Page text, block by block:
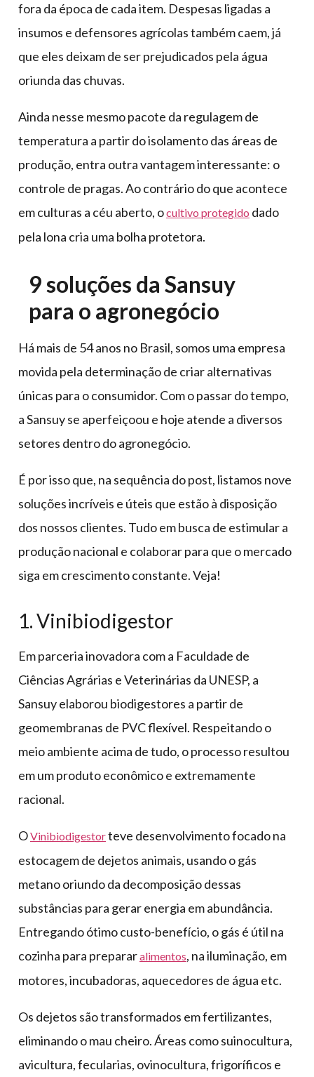
fora da época de cada item. Despesas ligadas a
insumos e defensores agrícolas também caem, já
que eles deixam de ser prejudicados pela água
oriunda das chuvas.
Ainda nesse mesmo pacote da regulagem de
temperatura a partir do isolamento das áreas de
produção, entra outra vantagem interessante: o
controle de pragas. Ao contrário do que acontece
em culturas a céu aberto, ocultivo protegido dado
pela lona cria uma bolha protetora.
9 soluções da Sansuy
para o agronegócio
Há mais de 54 anos no Brasil, somos uma empresa
movida pela determinação de criar alternativas
únicas para o consumidor. Com o passar do tempo,
a Sansuy se aperfeiçoou e hoje atende a diversos
setores dentro do agronegócio.
É por isso que, na sequência do post, listamos nove
soluções incríveis e úteis que estão à disposição
dos nossos clientes. Tudo em busca de estimular a
produção nacional e colaborar para que o mercado
siga em crescimento constante. Veja!
1. Vinibiodigestor
Em parceria inovadora com a Faculdade de
Ciências Agrárias e Veterinárias da UNESP, a
Sansuy elaborou biodigestores a partir de
geomembranas de PVC flexível. Respeitando o
meio ambiente acima de tudo, o processo resultou
em um produto econômico e extremamente
racional.
OVinibiodigestorteve desenvolvimento focado na
estocagem de dejetos animais, usando o gás
metano oriundo da decomposição dessas
substâncias para gerar energia em abundância.
Entregando ótimo custo-benefício, o gás é útil na
cozinha para prepararalimentos, na iluminação, em
motores, incubadoras, aquecedores de água etc.
Os dejetos são transformados em fertilizantes,
eliminando o mau cheiro. Áreas como suinocultura,
avicultura, fecularias, ovinocultura, frigoríficos e